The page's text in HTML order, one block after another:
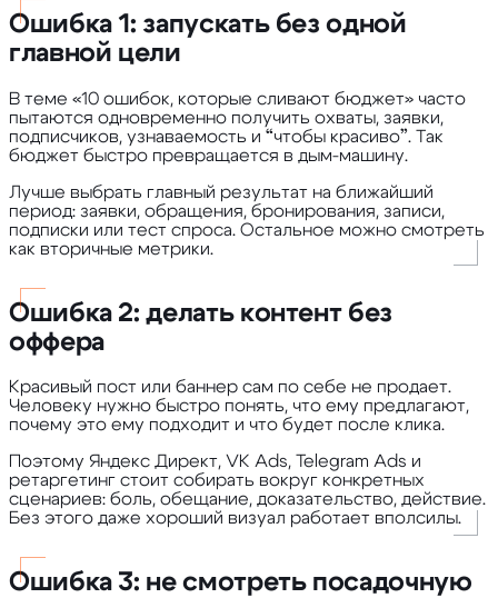
Ошибка 1: запускать без одной
главной цели
В теме «10 ошибок, которые сливают бюджет» часто
пытаются одновременно получить охваты, заявки,
подписчиков, узнаваемость и “чтобы красиво”. Так
бюджет быстро превращается в дым-машину.
Лучше выбрать главный результат на ближайший
период: заявки, обращения, бронирования, записи,
подписки или тест спроса. Остальное можно смотреть
как вторичные метрики.
Ошибка 2: делать контент без
оффера
Красивый пост или баннер сам по себе не продает.
Человеку нужно быстро понять, что ему предлагают,
почему это ему подходит и что будет после клика.
Поэтому Яндекс Директ, VK Ads, Telegram Ads и
ретаргетинг стоит собирать вокруг конкретных
сценариев: боль, обещание, доказательство, действие.
Без этого даже хороший визуал работает вполсилы.
Ошибка 3: не смотреть посадочную